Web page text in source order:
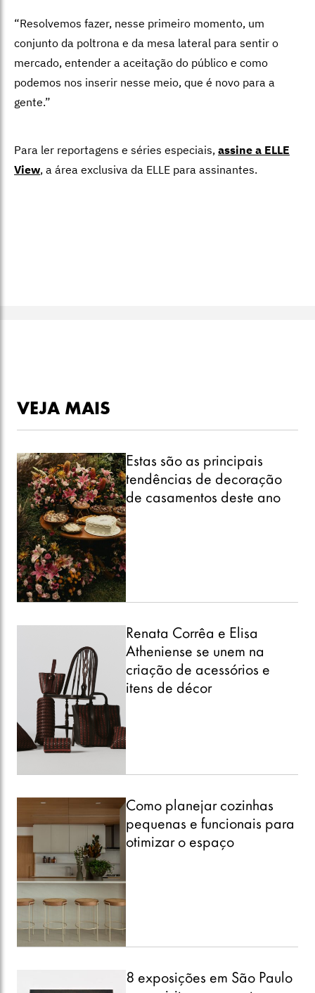
“Resolvemos fazer, nesse primeiro momento, um
conjunto da poltrona e da mesa lateral para sentir o
mercado, entender a aceitação do público e como
podemos nos inserir nesse meio, que é novo para a
gente.”
Para ler reportagens e séries especiais, assine a ELLE
View, a área exclusiva da ELLE para assinantes.
VEJA MAIS
Estas são as principais
tendências de decoração
de casamentos deste ano
Renata Corrêa e Elisa
Atheniense se unem na
criação de acessórios e
itens de décor
Como planejar cozinhas
pequenas e funcionais para
otimizar o espaço
8 exposições em São Paulo